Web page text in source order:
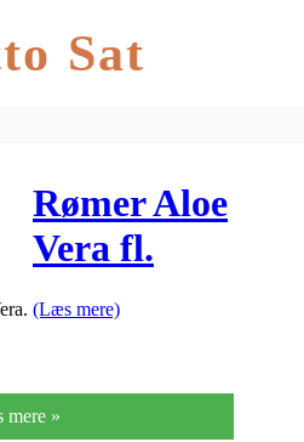
Sat
Rømer Aloe
Vera fl.
Håndsæbe m.
ml
(Læs mere)
mere »